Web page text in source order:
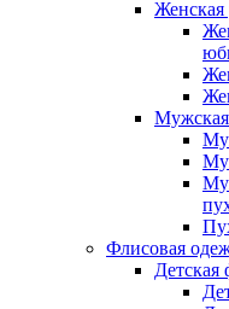
Женская
Мужская
Флисовая
Детская